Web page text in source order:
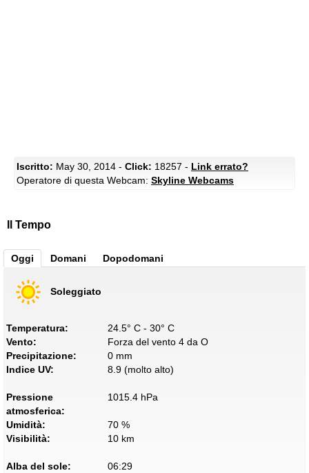
Iscritto: May 30, 2014 - Click: 18257 - Link errato?
Operatore di questa Webcam: Skyline Webcams
Il Tempo
Oggi Domani Dopodomani
Soleggiato
Temperatura:
24.5° C - 30° C
Vento:
Forza del vento 4 da O
Precipitazione:
0 mm
Indice UV:
8.9 (molto alto)
Pressione
atmosferica:
1015.4 hPa
Umidità:
70 %
Visibilità:
10 km
Alba del sole:
06:29